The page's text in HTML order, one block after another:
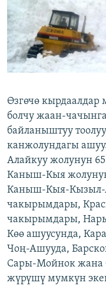
АЗАТТЫК+
ЫҢГАЙСЫЗ СУРООЛОР
ЭЕ/АРнун бардык
Өзгөчө кырдаалдар
болчу жаан-
байланыштуу
канжолундагы
Алайкуу жолунун
Каныш-Кыя
Каныш-Кыя-Кызыл-
чакырымдары,
чакырымдары,
Көө ашуусунда,
Чоң-Ашууда,
Сары-Мойнок жана
жүрүшү мумкүн